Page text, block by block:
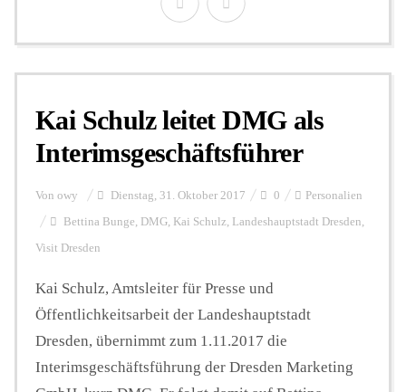
Kai Schulz leitet DMG als
Interimsgeschäftsführer
Von owy Dienstag, 31. Oktober 2017 0 Personalien
Bettina Bunge, DMG, Kai Schulz, Landeshauptstadt Dresden,
Visit Dresden
Kai Schulz, Amtsleiter für Presse und
Öffentlichkeitsarbeit der Landeshauptstadt
Dresden, übernimmt zum 1.11.2017 die
Interimsgeschäftsführung der Dresden Marketing